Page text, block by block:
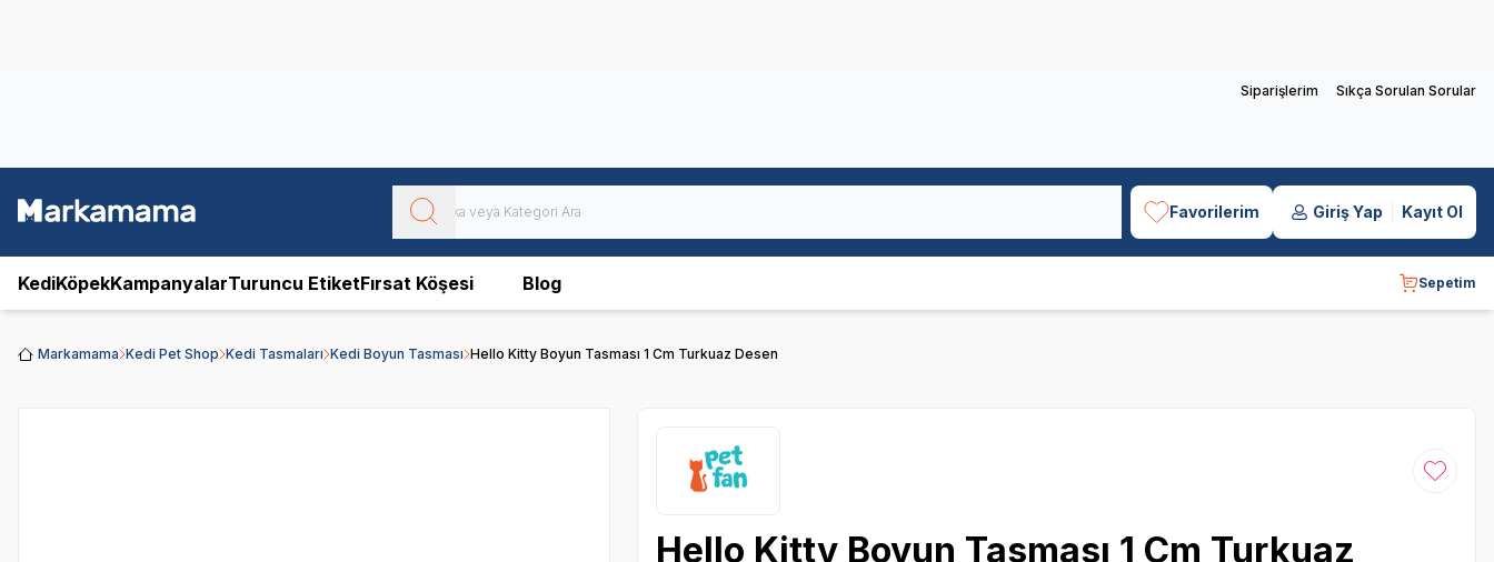
Siparişlerim Sıkça Sorulan Sorular
Favorilerim Giriş Yap Kayıt Ol
KediKöpekKampanyalarTuruncu EtiketFırsat Köşesi Blog Sepetim
Markamama Kedi Pet Shop Kedi Tasmaları Kedi Boyun Tasması Hello Kitty Boyun Tasması 1 Cm Turkuaz Desen
Favoriye
Hello Kitty Boyun Tasması 1 Cm Turkuaz